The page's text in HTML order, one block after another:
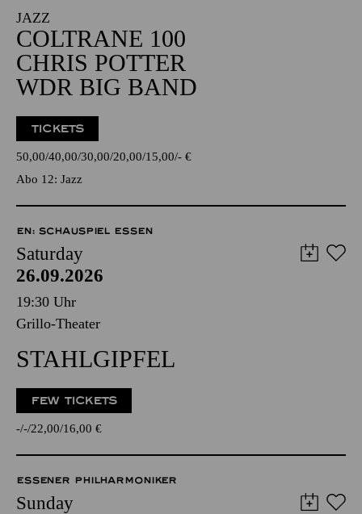
JAZZ
COLTRANE 100
CHRIS POTTER
WDR BIG BAND
TICKETS
50,00 40,00 30,00 20,00 15,00 - €
Abo 12: Jazz
EN: SCHAUSPIEL ESSEN
Saturday
26.09.2026
19:30 Uhr
Grillo-Theater
STAHLGIPFEL
FEW TICKETS
- - 22,00 16,00 €
ESSENER PHILHARMONIKER
Sunday